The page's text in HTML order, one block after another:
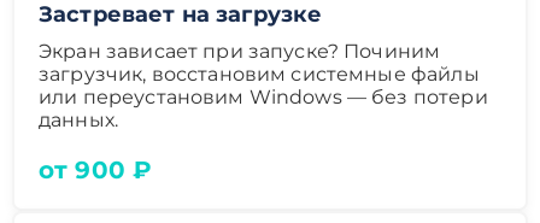
Застревает на загрузке
Экран зависает при запуске? Починим
загрузчик, восстановим системные файлы
или переустановим Windows — без потери
данных.
от 900 ₽